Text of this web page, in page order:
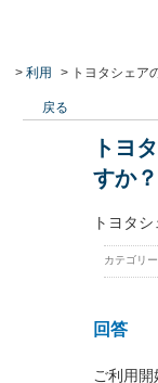
> 利用 > トヨタシェア
戻る
トヨ
すか？
トヨタ
カテゴリ
回答
ご利用